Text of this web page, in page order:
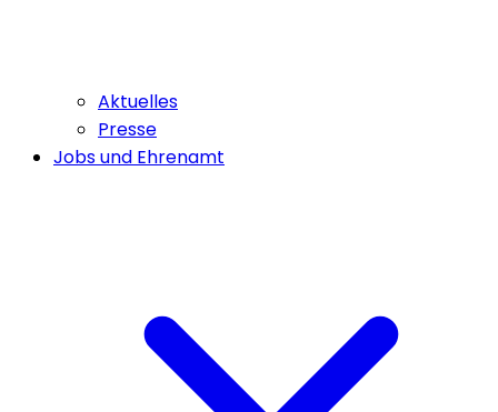
Aktuelles
Presse
Jobs und Ehrenamt